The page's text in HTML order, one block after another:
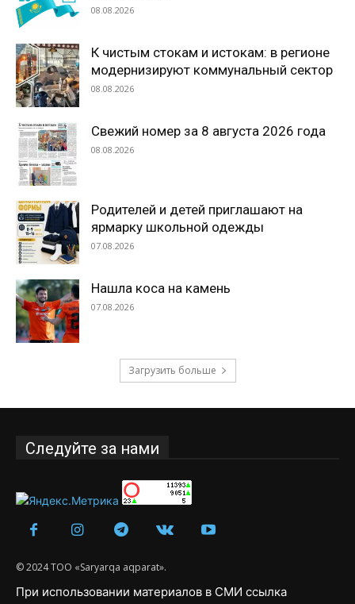
08.08.2026
К чистым стокам и истокам: в регионе
модернизируют коммунальный сектор
08.08.2026
Свежий номер за 8 августа 2026 года
08.08.2026
Родителей и детей приглашают на
ярмарку школьной одежды
07.08.2026
Нашла коса на камень
07.08.2026
Загрузить больше
Следуйте за нами
© 2024 ТОО «Saryarqa aqparat».
При использовании материалов в СМИ ссылка